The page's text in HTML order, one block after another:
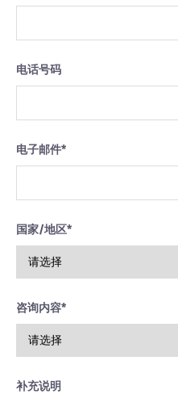
电话号码
电子邮件*
国家/地区*
咨询内容*
补充说明